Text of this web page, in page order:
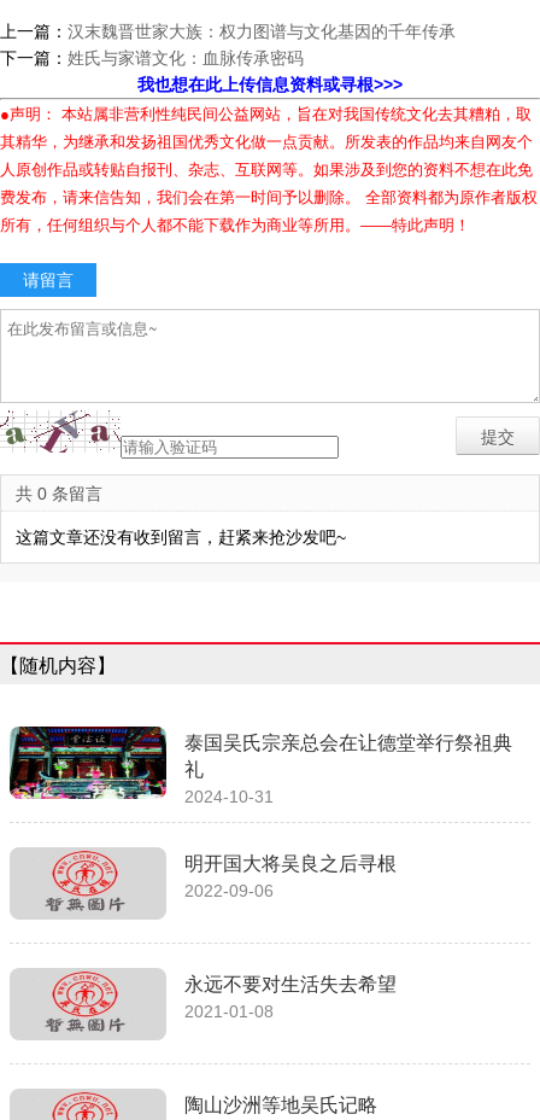
上一篇： 汉末魏晋世家大族：权力图谱与文化基因的千年传承
下一篇： 姓氏与家谱文化：血脉传承密码
我也想在此上传信息资料或寻根>>>
●声明： 本站属非营利性纯民间公益网站，旨在对我国传统文化去其糟粕，取
其精华，为继承和发扬祖国优秀文化做一点贡献。所发表的作品均来自网友个
人原创作品或转贴自报刊、杂志、互联网等。如果涉及到您的资料不想在此免
费发布，请来信告知，我们会在第一时间予以删除。 全部资料都为原作者版权
所有，任何组织与个人都不能下载作为商业等所用。——特此声明！
请留言
共 0 条留言
这篇文章还没有收到留言，赶紧来抢沙发吧~
【随机内容】
泰国吴氏宗亲总会在让德堂举行祭祖典
礼
2024-10-31
明开国大将吴良之后寻根
2022-09-06
永远不要对生活失去希望
2021-01-08
陶山沙洲等地吴氏记略